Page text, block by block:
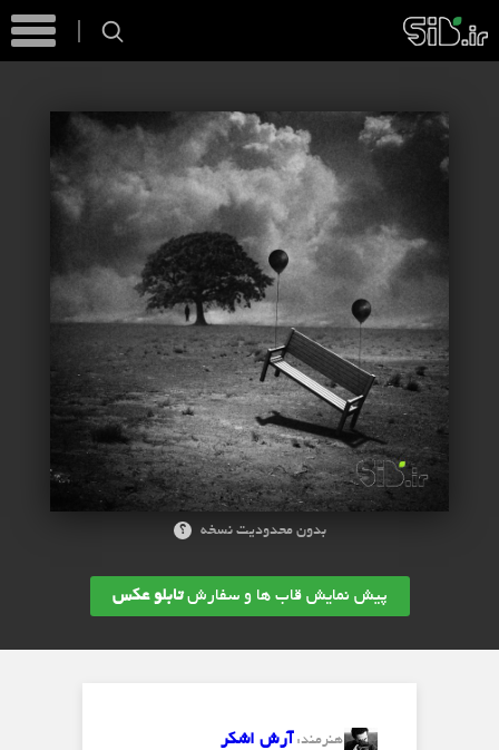
بدون محدودیت نسخه ؟
پیش نمایش قاب ها و سفارشتابلو عکس
هنرمند: آرش اشکر